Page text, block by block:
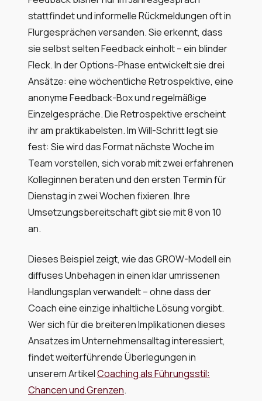
stattfindet und informelle Rückmeldungen oft in
Flurgesprächen versanden. Sie erkennt, dass
sie selbst selten Feedback einholt – ein blinder
Fleck. In der Options-Phase entwickelt sie drei
Ansätze: eine wöchentliche Retrospektive, eine
anonyme Feedback-Box und regelmäßige
Einzelgespräche. Die Retrospektive erscheint
ihr am praktikabelsten. Im Will-Schritt legt sie
fest: Sie wird das Format nächste Woche im
Team vorstellen, sich vorab mit zwei erfahrenen
Kolleginnen beraten und den ersten Termin für
Dienstag in zwei Wochen fixieren. Ihre
Umsetzungsbereitschaft gibt sie mit 8 von 10
an.
Dieses Beispiel zeigt, wie das GROW-Modell ein
diffuses Unbehagen in einen klar umrissenen
Handlungsplan verwandelt – ohne dass der
Coach eine einzige inhaltliche Lösung vorgibt.
Wer sich für die breiteren Implikationen dieses
Ansatzes im Unternehmensalltag interessiert,
findet weiterführende Überlegungen in
unserem ArtikelCoaching als Führungsstil:
Chancen und Grenzen.